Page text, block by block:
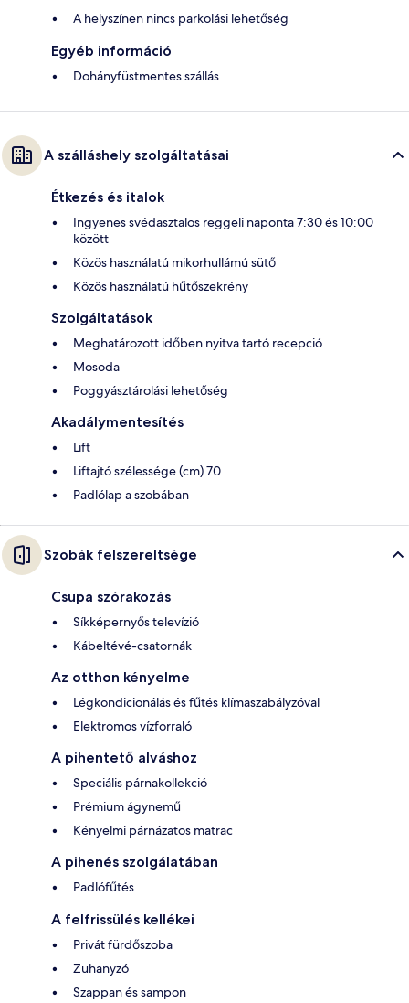
A helyszínen nincs parkolási lehetőség
Egyéb információ
Dohányfüstmentes szállás
A szálláshely szolgáltatásai
Étkezés és italok
Ingyenes svédasztalos reggeli naponta 7:30 és 10:00
között
Közös használatú mikorhullámú sütő
Közös használatú hűtőszekrény
Szolgáltatások
Meghatározott időben nyitva tartó recepció
Mosoda
Poggyásztárolási lehetőség
Akadálymentesítés
Lift
Liftajtó szélessége (cm) 70
Padlólap a szobában
Szobák felszereltsége
Csupa szórakozás
Síkképernyős televízió
Kábeltévé-csatornák
Az otthon kényelme
Légkondicionálás és fűtés klímaszabályzóval
Elektromos vízforraló
A pihentető alváshoz
Speciális párnakollekció
Prémium ágynemű
Kényelmi párnázatos matrac
A pihenés szolgálatában
Padlófűtés
A felfrissülés kellékei
Privát fürdőszoba
Zuhanyzó
Szappan és sampon